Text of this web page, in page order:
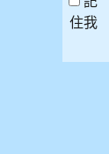
住我